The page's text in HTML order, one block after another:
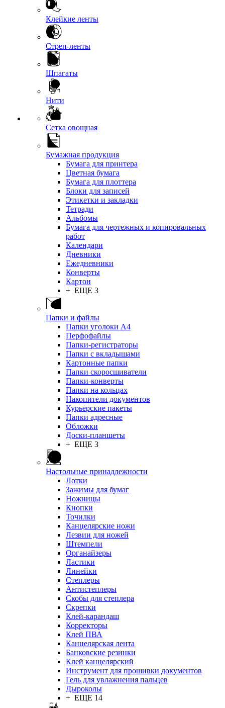
Клейкие ленты
Стреп-ленты
Шпагаты
Нити
Сетка овощная
Бумажная продукция
Бумага для принтера
Цветная бумага
Бумага для плоттера
Блоки для записей
Этикетки и закладки
Тетради
Альбомы
Бумага для чертежных и копировальных
работ
Календари
Дневники
Ежедневники
Конверты
Картон
+ ЕЩЕ 3
Папки и файлы
Папки уголоки А4
Перфофайлы
Папки-регистраторы
Папки с вкладышами
Картонные папки
Папки скоросшиватели
Папки-конверты
Папки на кольцах
Накопители документов
Курьерские пакеты
Папки адресные
Обложки
Доски-планшеты
+ ЕЩЕ 3
Настольные принадлежности
Лотки
Зажимы для бумаг
Ножницы
Кнопки
Точилки
Канцелярские ножи
Лезвии для ножей
Штемпели
Органайзеры
Ластики
Линейки
Степлеры
Антистеплеры
Скобы для степлера
Скрепки
Клей-карандаш
Корректоры
Клей ПВА
Канцелярская лента
Банковские резинки
Клей канцелярский
Инструмент для прошивки документов
Гель для увлажнения пальцев
Дыроколы
+ ЕЩЕ 14